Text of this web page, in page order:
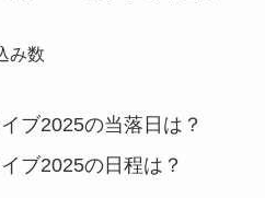
み数
ブ2025の当落日は？
ブ2025の日程は？